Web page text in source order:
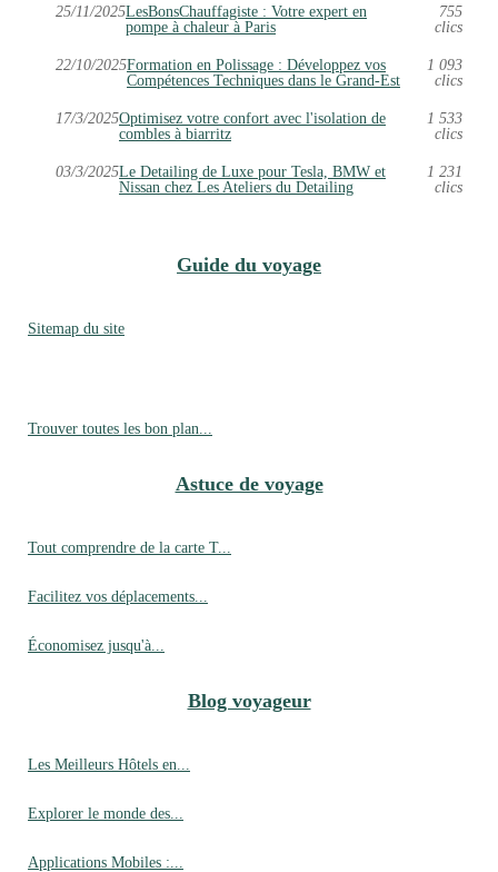
25/11/2025LesBonsChauffagiste : Votre expert en
pompe à chaleur à Paris
755
clics
22/10/2025Formation en Polissage : Développez vos
Compétences Techniques dans le Grand-Est
1 093
clics
17/3/2025Optimisez votre confort avec l'isolation de
combles à biarritz
1 533
clics
03/3/2025Le Detailing de Luxe pour Tesla, BMW et
Nissan chez Les Ateliers du Detailing
1 231
clics
Guide du voyage
Sitemap du site
Trouver toutes les bon plan...
Astuce de voyage
Tout comprendre de la carte T...
Facilitez vos déplacements...
Économisez jusqu'à...
Blog voyageur
Les Meilleurs Hôtels en...
Explorer le monde des...
Applications Mobiles :...